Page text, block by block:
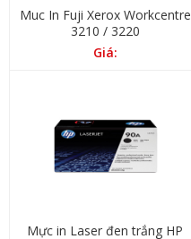
Muc In Fuji Xerox Workcentre
3210 / 3220
Giá:
Mực in Laser đen trắng HP